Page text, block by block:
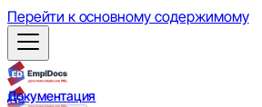
Перейти к основному содержимому
Документация